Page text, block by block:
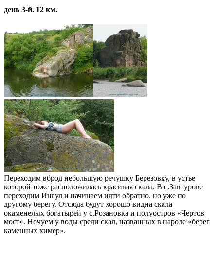
день 3-й. 12 км.
Переходим вброд небольшую речушку Березовку, в устье
которой тоже расположилась красивая скала. В с.Завтурове
переходим Ингул и начинаем идти обратно, но уже по
другому берегу. Отсюда будут хорошо видна скала
окаменелых богатырей у с.Розановка и полуостров «Чертов
мост». Ночуем у воды среди скал, названных в народе «берег
каменных химер».